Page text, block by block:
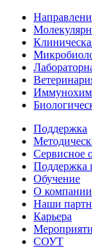
Поддержка
Сервисное
Поддержка
Обучение
О компании
Наши
Карьера
СОУТ